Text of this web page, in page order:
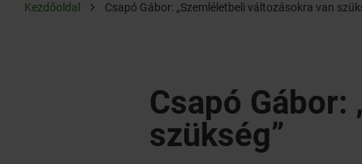
Kezdőoldal Csapó Gábor: „Szemléletbeli változásokra van
Csapó
szükség”